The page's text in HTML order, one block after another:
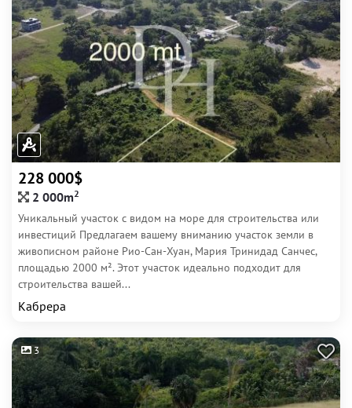
228 000$
2 000m2
Уникальный участок с видом на море для строительства или
инвестиций Предлагаем вашему вниманию участок земли в
живописном районе Рио-Сан-Хуан, Мария Тринидад Санчес,
площадью 2000 м². Этот участок идеально подходит для
строительства вашей...
Кабрера
3